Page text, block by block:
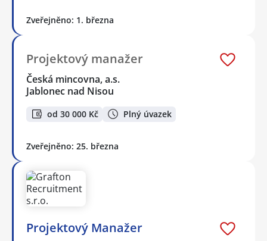
Zveřejněno: 1. března
Projektový manažer
Česká mincovna, a.s.
Jablonec nad Nisou
od 30 000 Kč Plný úvazek
Zveřejněno: 25. března
Projektový Manažer